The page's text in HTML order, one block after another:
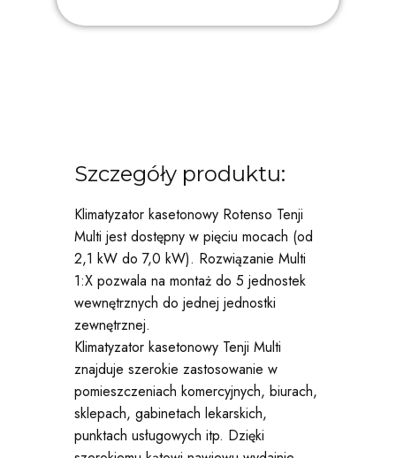
Szczegóły produktu:
Klimatyzator kasetonowy Rotenso Tenji
Multi jest dostępny w pięciu mocach (od
2,1 kW do 7,0 kW). Rozwiązanie Multi
1:X pozwala na montaż do 5 jednostek
wewnętrznych do jednej jednostki
zewnętrznej.
Klimatyzator kasetonowy Tenji Multi
znajduje szerokie zastosowanie w
pomieszczeniach komercyjnych, biurach,
sklepach, gabinetach lekarskich,
punktach usługowych itp. Dzięki